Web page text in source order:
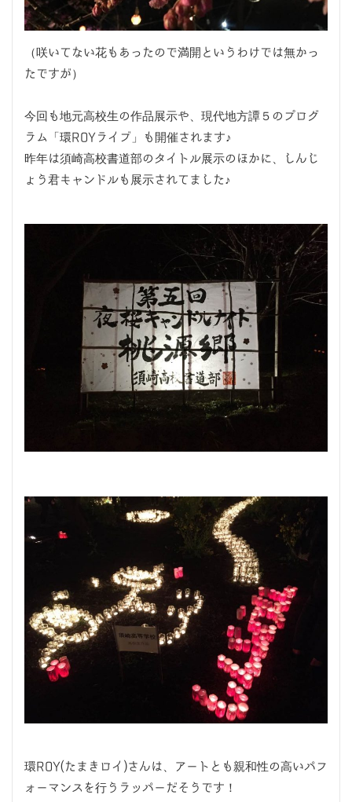
（咲いてない花もあったので満開というわけでは無かっ
たですが）
今回も地元高校生の作品展示や、現代地方譚５のプログ
ラム「環ROYライブ」も開催されます♪
昨年は須崎高校書道部のタイトル展示のほかに、しんじ
ょう君キャンドルも展示されてました♪
環ROY(たまきロイ)さんは、アートとも親和性の高いパフ
ォーマンスを行うラッパーだそうです！